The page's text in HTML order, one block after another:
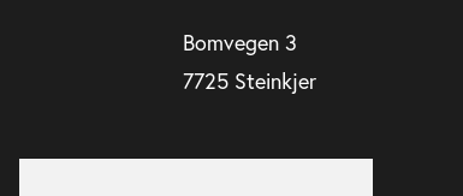
Bomvegen 3
7725 Steinkjer